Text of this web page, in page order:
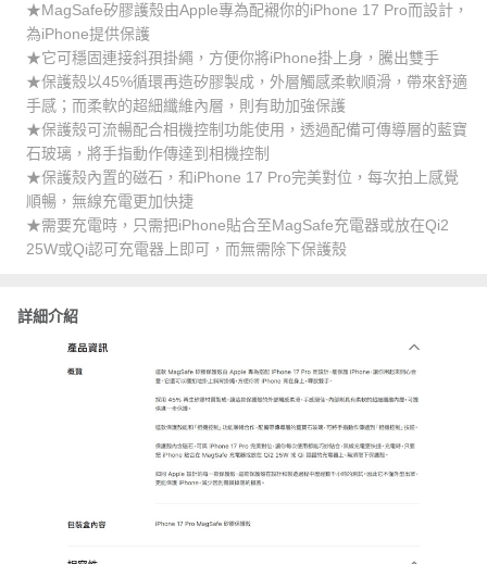
★MagSafe矽膠護殼由Apple專為配襯你的iPhone 17 Pro而設計，
為iPhone提供保護
★它可穩固連接斜孭掛繩，方便你將iPhone掛上身，騰出雙手
★保護殼以45%循環再造矽膠製成，外層觸感柔軟順滑，帶來舒適
手感；而柔軟的超細纖維內層，則有助加強保護
★保護殼可流暢配合相機控制功能使用，透過配備可傳導層的藍寶
石玻璃，將手指動作傳達到相機控制
★保護殼內置的磁石，和iPhone 17 Pro完美對位，每次拍上感覺
順暢，無線充電更加快捷
★需要充電時，只需把iPhone貼合至MagSafe充電器或放在Qi2
25W或Qi認可充電器上即可，而無需除下保護殼
詳細介紹